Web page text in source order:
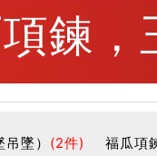
鍊
墜） (2件)
福瓜項